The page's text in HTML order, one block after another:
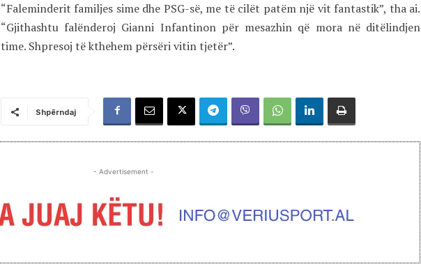
“Faleminderit familjes sime dhe PSG-së, me të cilët patëm një vit fantastik”, tha ai.
“Gjithashtu falënderoj Gianni Infantinon për mesazhin që mora në ditëlindjen
time. Shpresoj të kthehem përsëri vitin tjetër”.
Shpërndaj
- Advertisement -